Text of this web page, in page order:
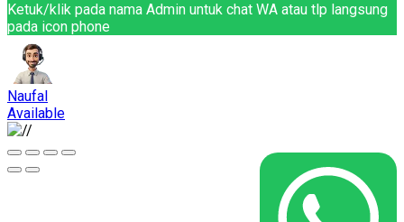
Ketuk/klik pada nama Admin untuk chat WA atau tlp langsung
pada icon phone
Naufal
Available